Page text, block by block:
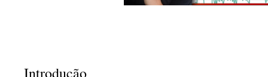
Introdução